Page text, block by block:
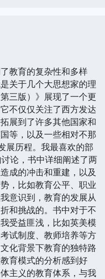
教育的复杂性和多样
关于几个大思想家的理
三版）》展现了一个更
不仅仅关注了西方发达
展到了许多其他国家和
等，以及一些相对不那
展历程。我最喜欢的部
论，书中详细阐述了两
成的冲击和重建，以及
，比如教育公平、职业
意识到，教育的发展从
和挑战的。书中对于不
受益匪浅，比如英美模
试制度、教师培养等方
化背景下教育的独特路
育模式的分析感到好
主义的教育体系，与我